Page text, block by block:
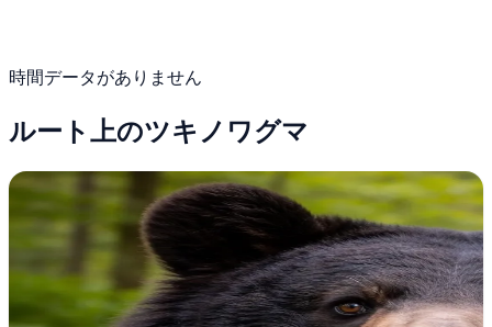
時間データがありません
ルート上のツキノワグマ